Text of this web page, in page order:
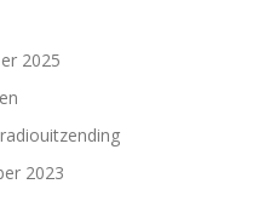
2025
2023